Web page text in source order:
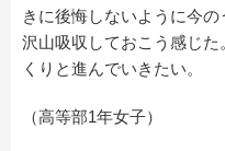
きに後悔しないように今
沢山吸収しておこう感じ
くりと進んでいきたい。
（高等部1年女子）